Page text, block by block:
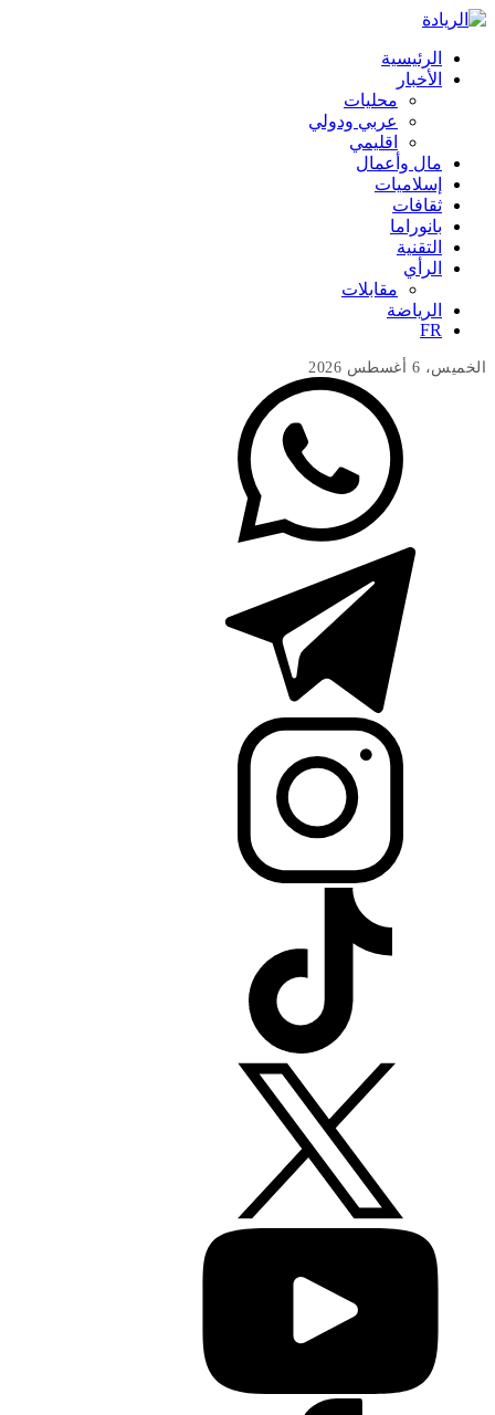
الرئيسية
الأخبار
محليات
عربي ودولي
اقليمي
مال وأعمال
إسلاميات
ثقافات
بانوراما
التقنية
الرأي
مقابلات
الرياضة
FR
الخميس، 6 أغسطس 2026